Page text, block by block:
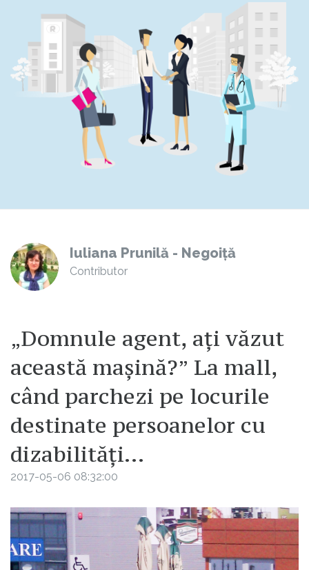
Iuliana Prunilă - Negoiță
Contributor
„Domnule agent, ați văzut
această mașină?” La mall,
când parchezi pe locurile
destinate persoanelor cu
dizabilități...
2017-05-06 08:32:00